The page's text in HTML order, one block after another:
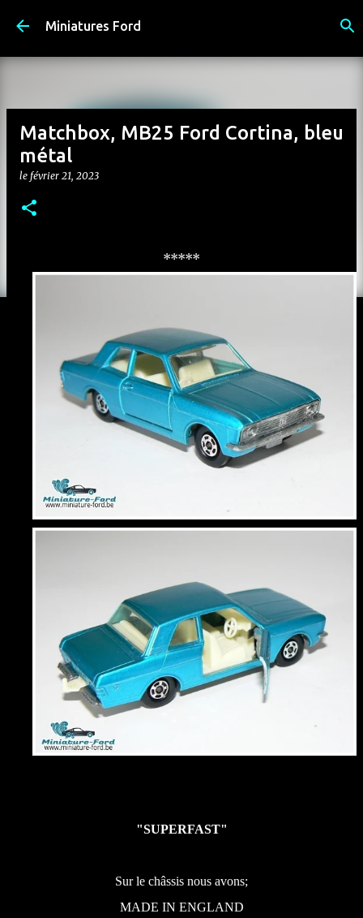
Accéder au contenu principal
Miniatures Ford
Matchbox, MB25 Ford Cortina, bleu
métal
le février 21, 2023
*****
"SUPERFAST"
Sur le châssis nous avons;
MADE IN ENGLAND